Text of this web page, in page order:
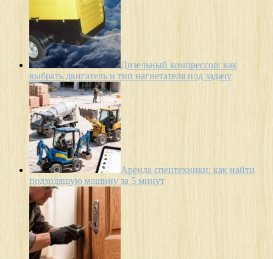
Дизельный компрессор: как
выбрать двигатель и тип нагнетателя под задачу
Аренда спецтехники: как найти
подходящую машину за 5 минут